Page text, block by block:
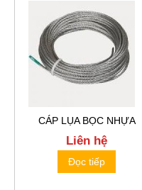
CÁP LỤA BỌC NHỰA
Liên hệ
Đọc tiếp